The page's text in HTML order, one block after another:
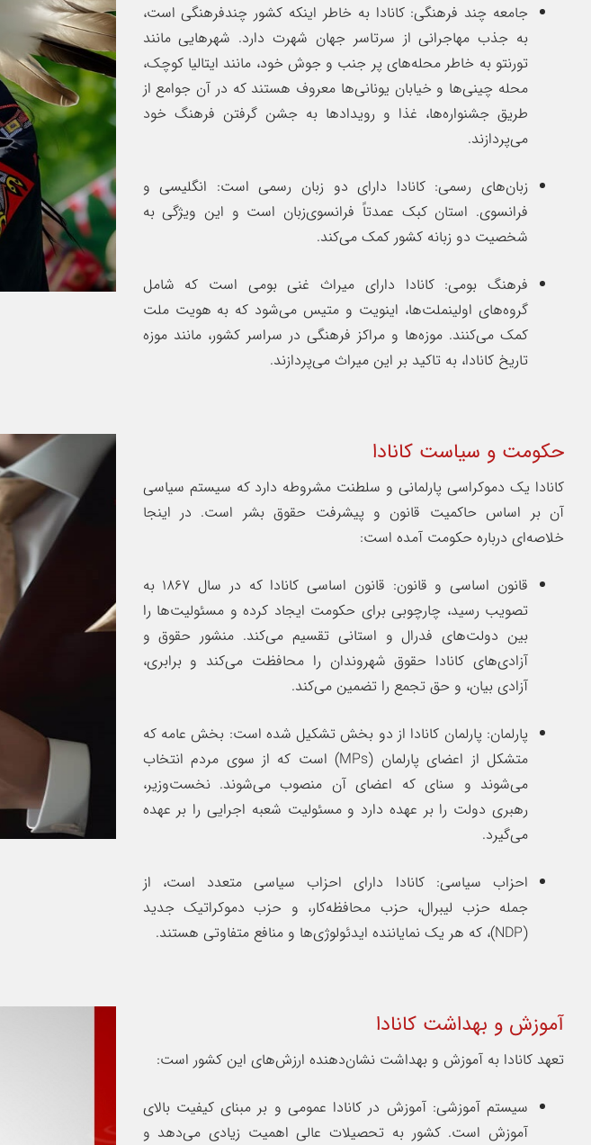
جامعه چند فرهنگی: کانادا به خاطر اینکه کشور چندفرهنگی است،
به جذب مهاجرانی از سرتاسر جهان شهرت دارد. شهرهایی مانند
تورنتو به خاطر محله‌های پر جنب و جوش خود، مانند ایتالیا کوچک،
محله چینی‌ها و خیابان یونانی‌ها معروف هستند که در آن جوامع از
طریق جشنواره‌ها، غذا و رویدادها به جشن گرفتن فرهنگ خود
می‌پردازند.
زبان‌های رسمی: کانادا دارای دو زبان رسمی است: انگلیسی و
فرانسوی. استان کبک عمدتاً فرانسوی‌زبان است و این ویژگی به
شخصیت دو زبانه کشور کمک می‌کند.
فرهنگ بومی: کانادا دارای میراث غنی بومی است که شامل
گروه‌های اولینملت‌ها، اینویت و متیس می‌شود که به هویت ملت
کمک می‌کنند. موزه‌ها و مراکز فرهنگی در سراسر کشور، مانند موزه
تاریخ کانادا، به تاکید بر این میراث می‌پردازند.
حکومت و سیاست کانادا
کانادا یک دموکراسی پارلمانی و سلطنت مشروطه دارد که سیستم سیاسی
آن بر اساس حاکمیت قانون و پیشرفت حقوق بشر است. در اینجا
خلاصه‌ای درباره حکومت آمده است:
قانون اساسی و قانون: قانون اساسی کانادا که در سال 1867 به
تصویب رسید، چارچوبی برای حکومت ایجاد کرده و مسئولیت‌ها را
بین دولت‌های فدرال و استانی تقسیم می‌کند. منشور حقوق و
آزادی‌های کانادا حقوق شهروندان را محافظت می‌کند و برابری،
آزادی بیان، و حق تجمع را تضمین می‌کند.
پارلمان: پارلمان کانادا از دو بخش تشکیل شده است: بخش عامه که
متشکل از اعضای پارلمان (MPs) است که از سوی مردم انتخاب
می‌شوند و سنای که اعضای آن منصوب می‌شوند. نخست‌وزیر،
رهبری دولت را بر عهده دارد و مسئولیت شعبه اجرایی را بر عهده
می‌گیرد.
احزاب سیاسی: کانادا دارای احزاب سیاسی متعدد است، از
جمله حزب لیبرال، حزب محافظه‌کار، و حزب دموکراتیک جدید
(NDP)، که هر یک نمایاننده ایدئولوژی‌ها و منافع متفاوتی هستند.
آموزش و بهداشت کانادا
تعهد کانادا به آموزش و بهداشت نشان‌دهنده ارزش‌های این کشور است:
سیستم آموزشی: آموزش در کانادا عمومی و بر مبنای کیفیت بالای
آموزش است. کشور به تحصیلات عالی اهمیت زیادی می‌دهد و